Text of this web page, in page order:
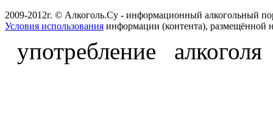
2009-2012г. © Алкоголь.Су - информационный алкогольный
Условия использования информации (контента), размещённой
употребление